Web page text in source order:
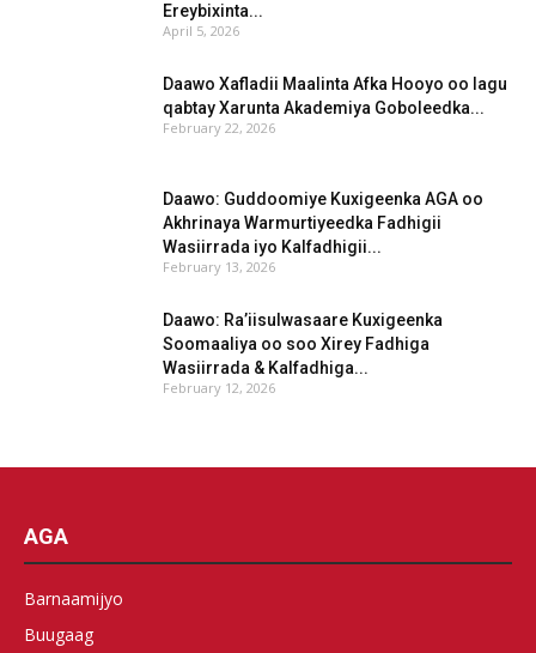
Ereybixinta...
April 5, 2026
Daawo Xafladii Maalinta Afka Hooyo oo lagu
qabtay Xarunta Akademiya Goboleedka...
February 22, 2026
Daawo: Guddoomiye Kuxigeenka AGA oo
Akhrinaya Warmurtiyeedka Fadhigii
Wasiirrada iyo Kalfadhigii...
February 13, 2026
Daawo: Ra’iisulwasaare Kuxigeenka
Soomaaliya oo soo Xirey Fadhiga
Wasiirrada & Kalfadhiga...
February 12, 2026
AGA
Barnaamijyo
Buugaag